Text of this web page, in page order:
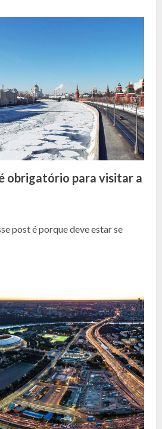
obrigatório para visitar a
post é porque deve estar se